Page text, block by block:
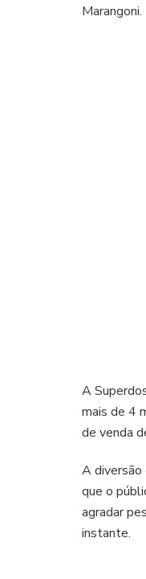
Marangoni.
A
mais de 4
de venda
A diversão
que o
agradar
instante.